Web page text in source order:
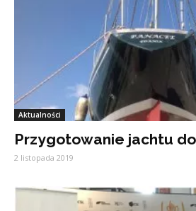
Aktualności
Przygotowanie jachtu
2 listopada 2019